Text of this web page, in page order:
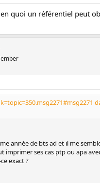
en quoi un référentiel peut
année de bts ad et il me
imprimer ses cas ptp ou apa
exact ?